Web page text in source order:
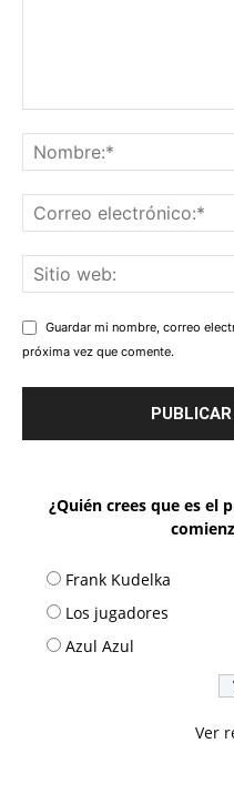
Guardar mi nombre, correo
próxima vez que comente.
¿Quién crees que es el
Frank Kudelka
Los jugadores
Azul Azul
Ver